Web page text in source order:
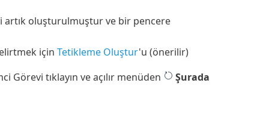
artık oluşturulmuştur ve bir pencere
için Tetikleme Oluştur'u (önerilir)
Görevi tıklayın ve açılır menüden
Şurada